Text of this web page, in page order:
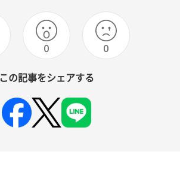
0 0
この記事をシェアする